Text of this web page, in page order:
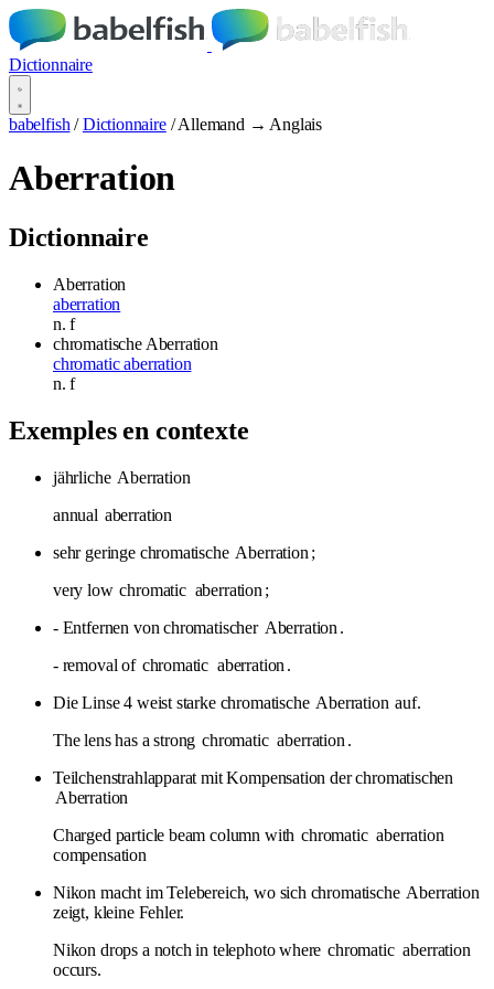
Dictionnaire
babelfish / Dictionnaire / Allemand → Anglais
Aberration
Dictionnaire
Aberration
aberration
n.f
chromatische Aberration
chromatic aberration
n.f
Exemples en contexte
jährliche Aberration
annual aberration
sehr geringe chromatische Aberration ;
very low chromatic aberration ;
- Entfernen von chromatischer Aberration .
- removal of chromatic aberration .
Die Linse 4 weist starke chromatische Aberration auf.
The lens has a strong chromatic aberration .
Teilchenstrahlapparat mit Kompensation der chromatischen
Aberration
Charged particle beam column with chromatic aberration
compensation
Nikon macht im Telebereich, wo sich chromatische Aberration
zeigt, kleine Fehler.
Nikon drops a notch in telephoto where chromatic aberration
occurs.